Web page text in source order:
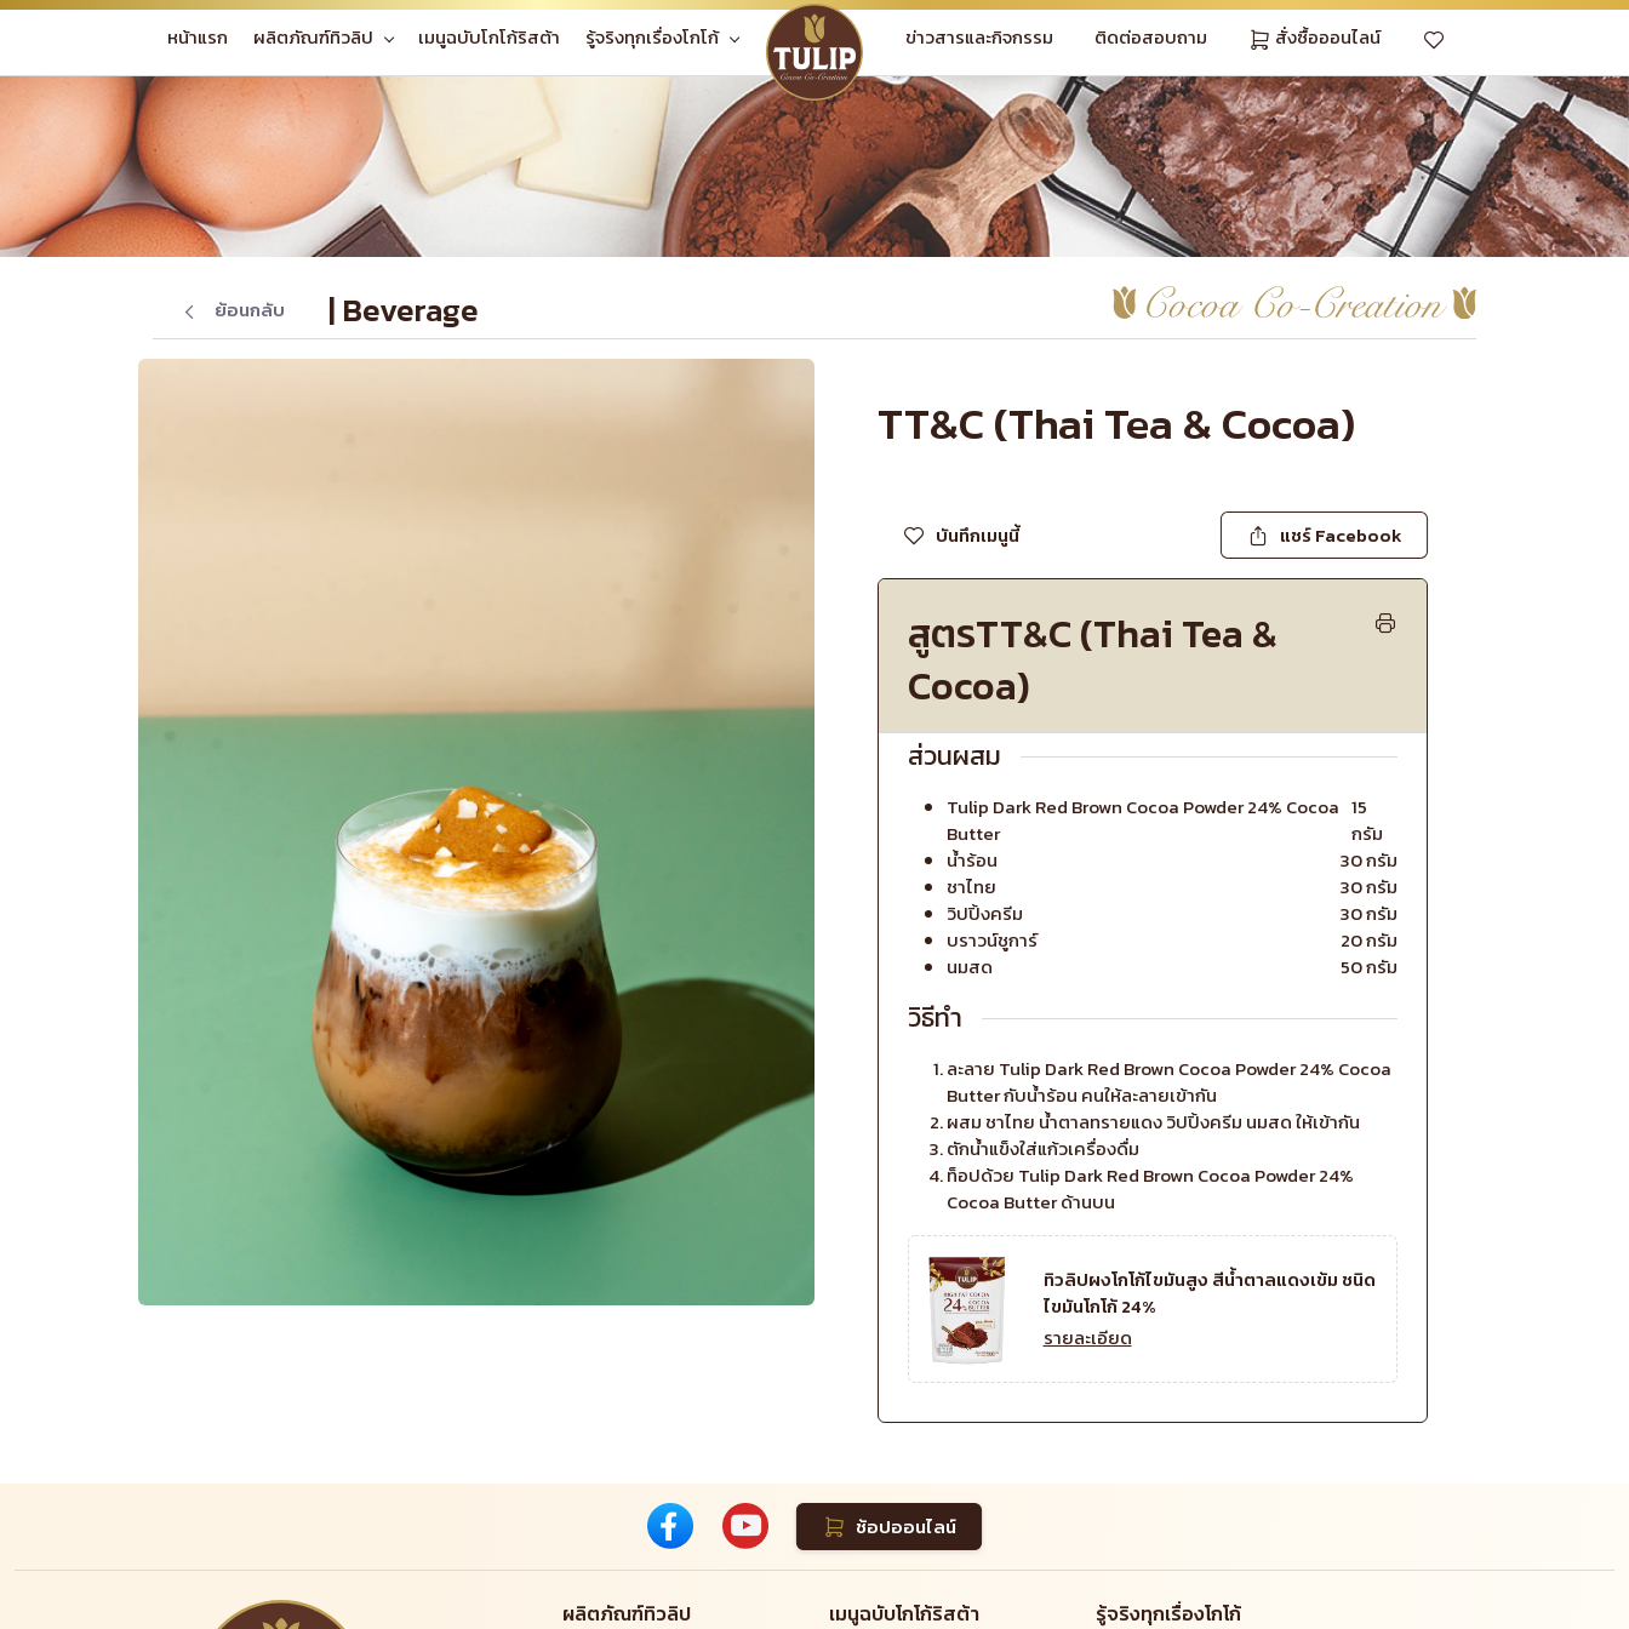
หน้าแรก ผลิตภัณฑ์ทิวลิป เมนูฉบับโกโก้ริสต้า รู้จริงทุกเรื่องโกโก้ ข่าวสารและกิจกรรม ติดต่อสอบถาม สั่งซื้อออนไลน์
ย้อนกลับ | Beverage
TT&C (Thai Tea & Cocoa)
บันทึกเมนูนี้ แชร์ Facebook
สูตรTT&C (Thai Tea &
Cocoa)
ส่วนผสม
Tulip Dark Red Brown Cocoa Powder 24% Cocoa
Butter
15
กรัม
น้ำร้อน
30 กรัม
ชาไทย
30 กรัม
วิปปิ้งครีม
30 กรัม
บราวน์ชูการ์
20 กรัม
นมสด
50 กรัม
วิธีทำ
ละลาย Tulip Dark Red Brown Cocoa Powder 24% Cocoa
Butter กับน้ำร้อน คนให้ละลายเข้ากัน
ผสม ชาไทย น้ำตาลทรายแดง วิปปิ้งครีม นมสด ให้เข้ากัน
ตักน้ำแข็งใส่แก้วเครื่องดื่ม
ท็อปด้วย Tulip Dark Red Brown Cocoa Powder 24%
Cocoa Butter ด้านบน
ทิวลิปผงโกโก้ไขมันสูง สีน้ำตาลแดงเข้ม ชนิด
ไขมันโกโก้ 24%
รายละเอียด
ช้อปออนไลน์
ผลิตภัณฑ์ทิวลิป เมนูฉบับโกโก้ริสต้า รู้จริงทุกเรื่องโกโก้